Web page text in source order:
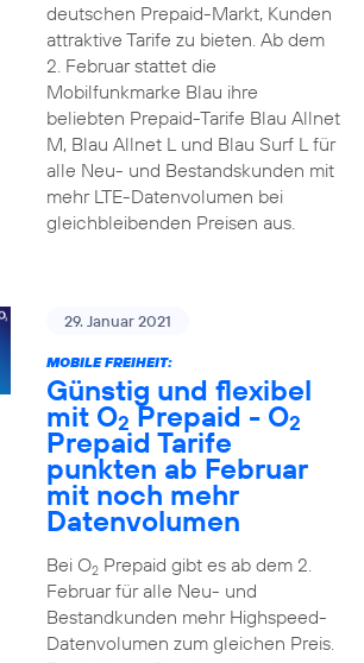
deutschen Prepaid-Markt, Kunden
attraktive Tarife zu bieten. Ab dem
2. Februar stattet die
Mobilfunkmarke Blau ihre
beliebten Prepaid-Tarife Blau Allnet
M, Blau Allnet L und Blau Surf L für
alle Neu- und Bestandskunden mit
mehr LTE-Datenvolumen bei
gleichbleibenden Preisen aus.
29. Januar 2021
MOBILE FREIHEIT:
Günstig und flexibel
mit O2 Prepaid - O2
Prepaid Tarife
punkten ab Februar
mit noch mehr
Datenvolumen
Bei O2Prepaid gibt es ab dem 2.
Februar für alle Neu- und
Bestandkunden mehr Highspeed-
Datenvolumen zum gleichen Preis.